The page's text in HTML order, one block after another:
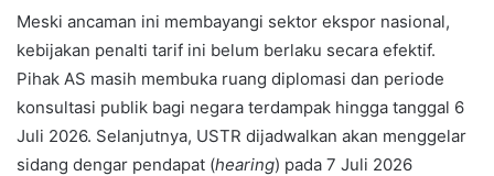
Meski ancaman ini membayangi sektor ekspor nasional,
kebijakan penalti tarif ini belum berlaku secara efektif.
Pihak AS masih membuka ruang diplomasi dan periode
konsultasi publik bagi negara terdampak hingga tanggal 6
Juli 2026. Selanjutnya, USTR dijadwalkan akan menggelar
sidang dengar pendapat (hearing) pada 7 Juli 2026